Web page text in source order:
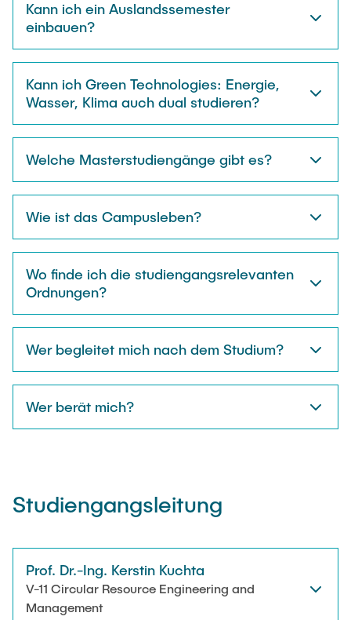
Kann ich ein Auslandssemester
einbauen?
Kann ich Green Technologies: Energie,
Wasser, Klima auch dual studieren?
Welche Masterstudiengänge gibt es?
Wie ist das Campusleben?
Wo finde ich die studiengangsrelevanten
Ordnungen?
Wer begleitet mich nach dem Studium?
Wer berät mich?
Studiengangsleitung
Prof. Dr.-Ing. Kerstin Kuchta
V-11 Circular Resource Engineering and
Management